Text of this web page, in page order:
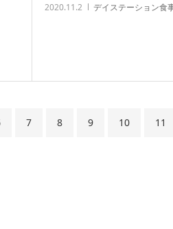
2020.11.2 デイステーション食
7 8 9 10 11